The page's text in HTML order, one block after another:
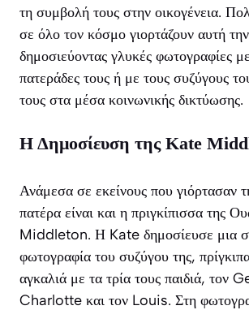
τη συμβολή τους στην οικογένεια.
σε όλο τον κόσμο γιορτάζουν αυτή
δημοσιεύοντας γλυκές φωτογραφίες
πατεράδες τους ή με τους συζύγους
τους στα μέσα κοινωνικής δικτύωσης.
Η Δημοσίευση της Kate
Ανάμεσα σε εκείνους που γιόρτασαν
πατέρα είναι και η πριγκίπισσα της
Middleton. Η Kate δημοσίευσε μια
φωτογραφία του συζύγου της,
αγκαλιά με τα τρία τους παιδιά, τον
Charlotte και τον Louis. Στη